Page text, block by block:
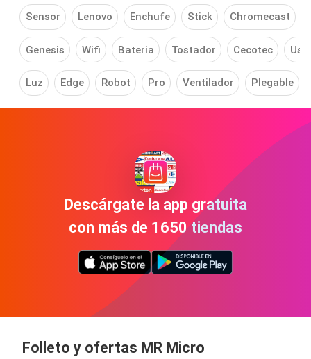
Sensor Lenovo Enchufe Stick Chromecast
Genesis Wifi Bateria Tostador Cecotec Usb
Luz Edge Robot Pro Ventilador Plegable
Descárgate la app gratuita
con más de 1650 tiendas
Folleto y ofertas MR Micro